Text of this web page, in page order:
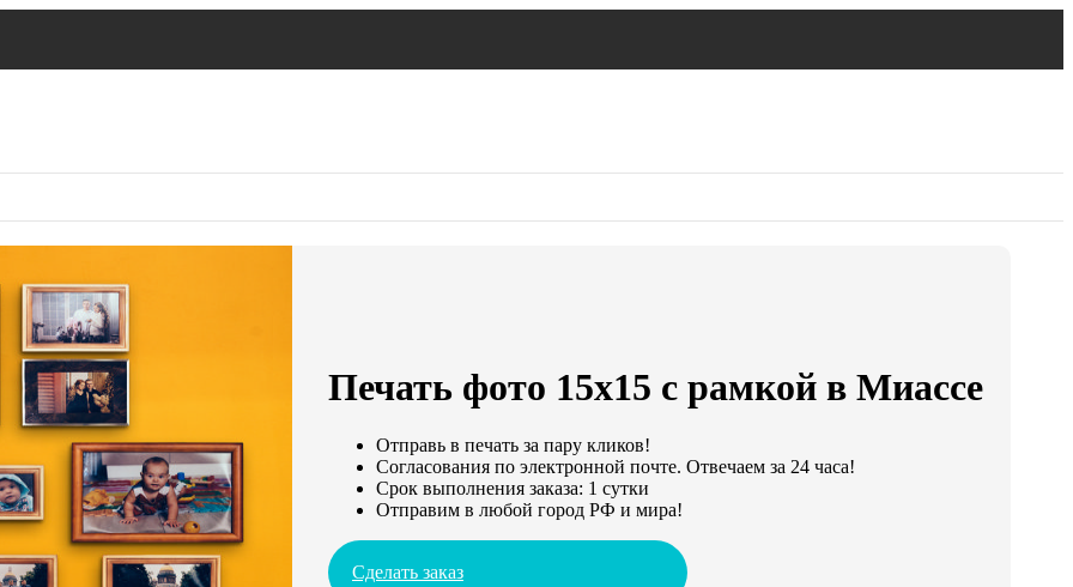
Печать фото 15х15 с рамкой в Миассе
Отправь в печать за пару кликов!
Согласования по электронной почте. Отвечаем за 24 часа!
Срок выполнения заказа: 1 сутки
Отправим в любой город РФ и мира!
Сделать заказ